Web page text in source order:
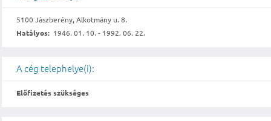
5100 Jászberény, Alkotmány u. 8.
Hatályos: 1946. 01. 10. - 1992. 06. 22.
A cég telephelye(i):
Előfizetés szükséges